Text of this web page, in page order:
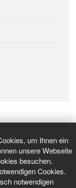
um Ihnen ein
unsere Webseite
besuchen.
Cookies.
notwendigen